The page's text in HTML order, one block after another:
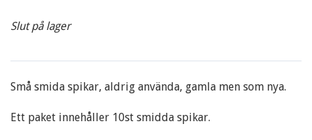
Slut på lager
Små smida spikar, aldrig använda, gamla men som nya.
Ett paket innehåller 10st smidda spikar.